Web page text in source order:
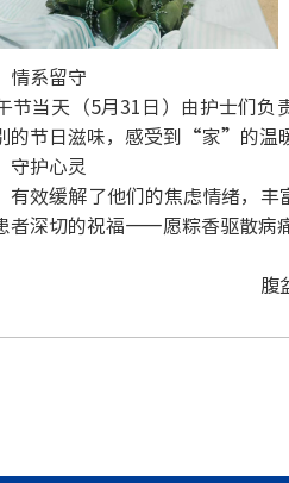
情系留守
节当天（5月 31 日）由护士们负
的节日滋味，感受到“家”的温
守护心灵
效缓解了他们的焦虑情绪，
者深切的祝福——愿粽香驱散病
腹